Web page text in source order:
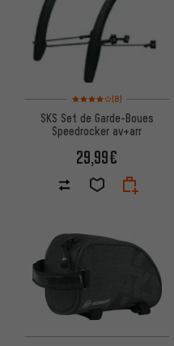
Note moyenne : 4 sur 5
(8)
SKS Set de Garde-Boues
Speedrocker av+arr
29,99€